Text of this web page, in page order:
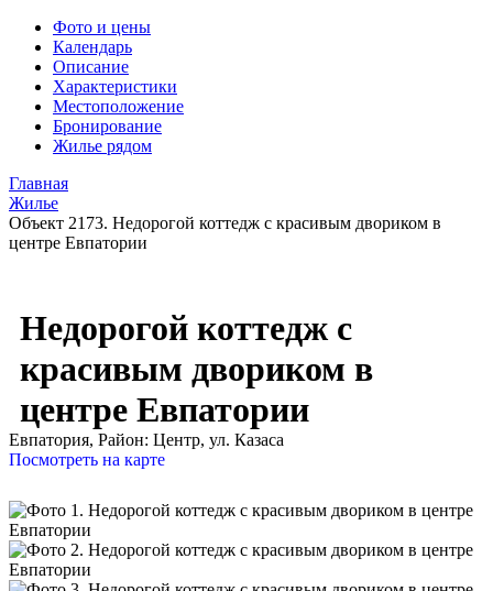
Фото и цены
Календарь
Описание
Характеристики
Местоположение
Бронирование
Жилье рядом
Главная
Жилье
Объект 2173. Недорогой коттедж с красивым двориком в
центре Евпатории
Недорогой коттедж с
красивым двориком в
центре Евпатории
Евпатория, Район: Центр, ул. Казаса
Посмотреть на карте